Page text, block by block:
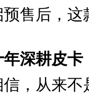
售后，
深耕皮
，从来